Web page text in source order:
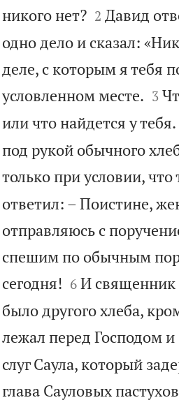
никого нет?
2 Давид
одно дело и сказал:
деле, с которым я тебя
условленном месте.
3
или что найдется у тебя.
под рукой обычного
только при условии,
ответил: – Поистине,
отправляюсь с
спешим по обычным
сегодня!
6 И священник
было другого хлеба,
лежал перед Господом
слуг Саула, который
глава Сауловых